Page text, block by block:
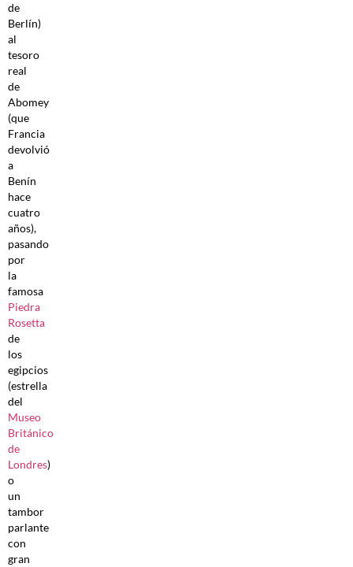
de
Berlín)
al
tesoro
real
de
Abomey
(que
Francia
devolvió
a
Benín
hace
cuatro
años),
pasando
por
la
famosa
Piedra
Rosetta
de
los
egipcios
(estrella
del
Museo
Británico
de
Londres)
o
un
tambor
parlante
con
gran